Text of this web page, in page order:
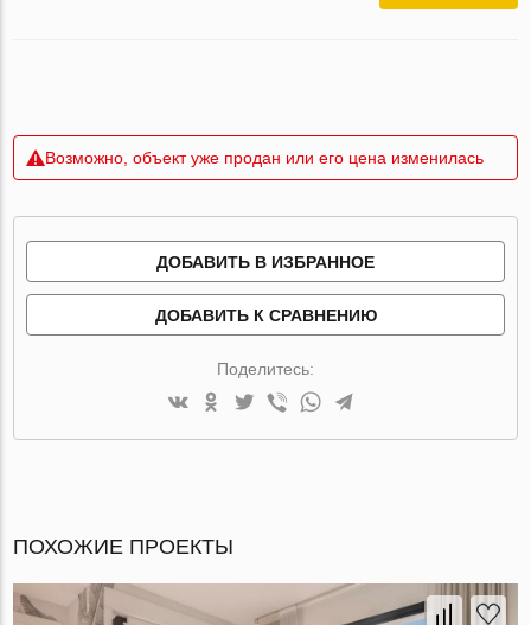
Возможно, объект уже продан или его цена изменилась
ДОБАВИТЬ В ИЗБРАННОЕ
ДОБАВИТЬ К СРАВНЕНИЮ
Поделитесь:
ПОХОЖИЕ ПРОЕКТЫ